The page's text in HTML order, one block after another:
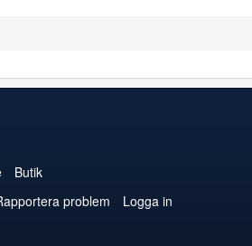
Butik
problem
Logga in